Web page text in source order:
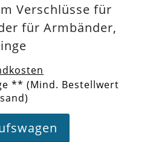
Verschlüsse für
für Armbänder,
** (Mind. Bestellwert